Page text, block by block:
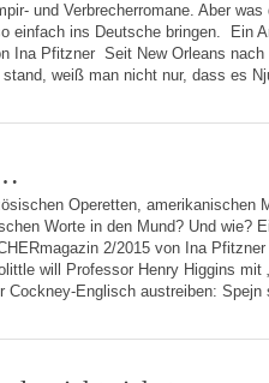
und Verbrecherromane. Aber
einfach ins Deutsche bringen. Ein
Ina Pfitzner Seit New Orleans nach
stand, weiß man nicht nur, dass es
Operetten, amerikanischen
Worte in den Mund? Und wie?
2/2015 von Ina
will Professor Henry Higgins mit
Cockney-Englisch austreiben: